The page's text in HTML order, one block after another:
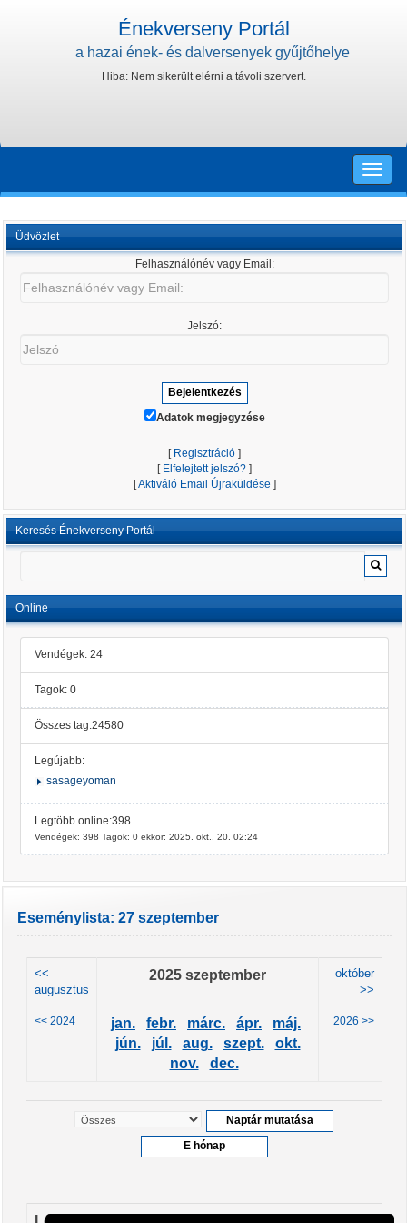
Énekverseny Portál
a hazai ének- és dalversenyek gyűjtőhelye
Hiba: Nem sikerült elérni a távoli szervert.
Toggle
Üdvözlet
Felhasználónév vagy Email:
Jelszó:
Adatok megjegyzése
[ Regisztráció ]
[ Elfelejtett jelszó? ]
[Aktiváló Email Újraküldése ]
Keresés Énekverseny Portál
Online
Vendégek: 24
Tagok: 0
Összes tag:24580
Legújabb:
sasageyoman
Legtöbb online:398
Vendégek: 398 Tagok: 0 ekkor: 2025. okt.. 20. 02:24
Eseménylista: 27 szeptember
<<
augusztus
2025 szeptember
október
>>
<< 2024 jan. febr. márc. ápr.
máj.
jún.
júl. aug. szept.
okt.
nov.
dec.
2026 >>